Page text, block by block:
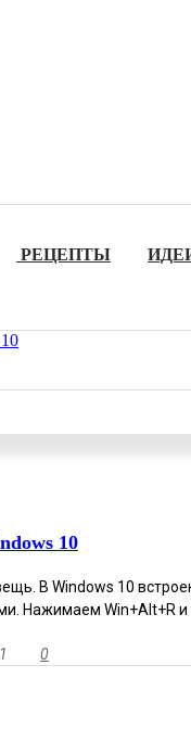
РЕЦЕПТЫ
10
В Windows 10
Нажимаем Win+Alt+R и
0